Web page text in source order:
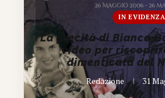
IN EVIDENZA
La grecità di Bianca
video per
dimenticata del
Redazione 31